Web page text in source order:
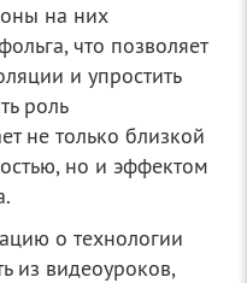
на них
что позволяет
и упростить
роль
не только близкой
но и эффектом
о технологии
из видеоуроков,